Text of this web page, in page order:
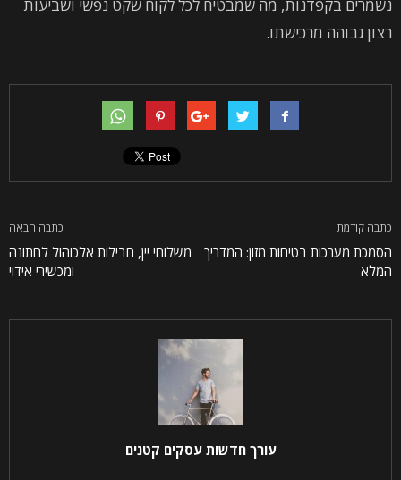
נשמרים בקפדנות, מה שמבטיח לכל לקוח שקט נפשי ושביעות
רצון גבוהה מרכישתו.
כתבה קודמת
הסמכת מערכות בטיחות מזון: המדריך
המלא
כתבה הבאה
משלוחי יין, חבילות אלכוהול לחתונה
ומכשירי אידוי
עורך חדשות עסקים קטנים